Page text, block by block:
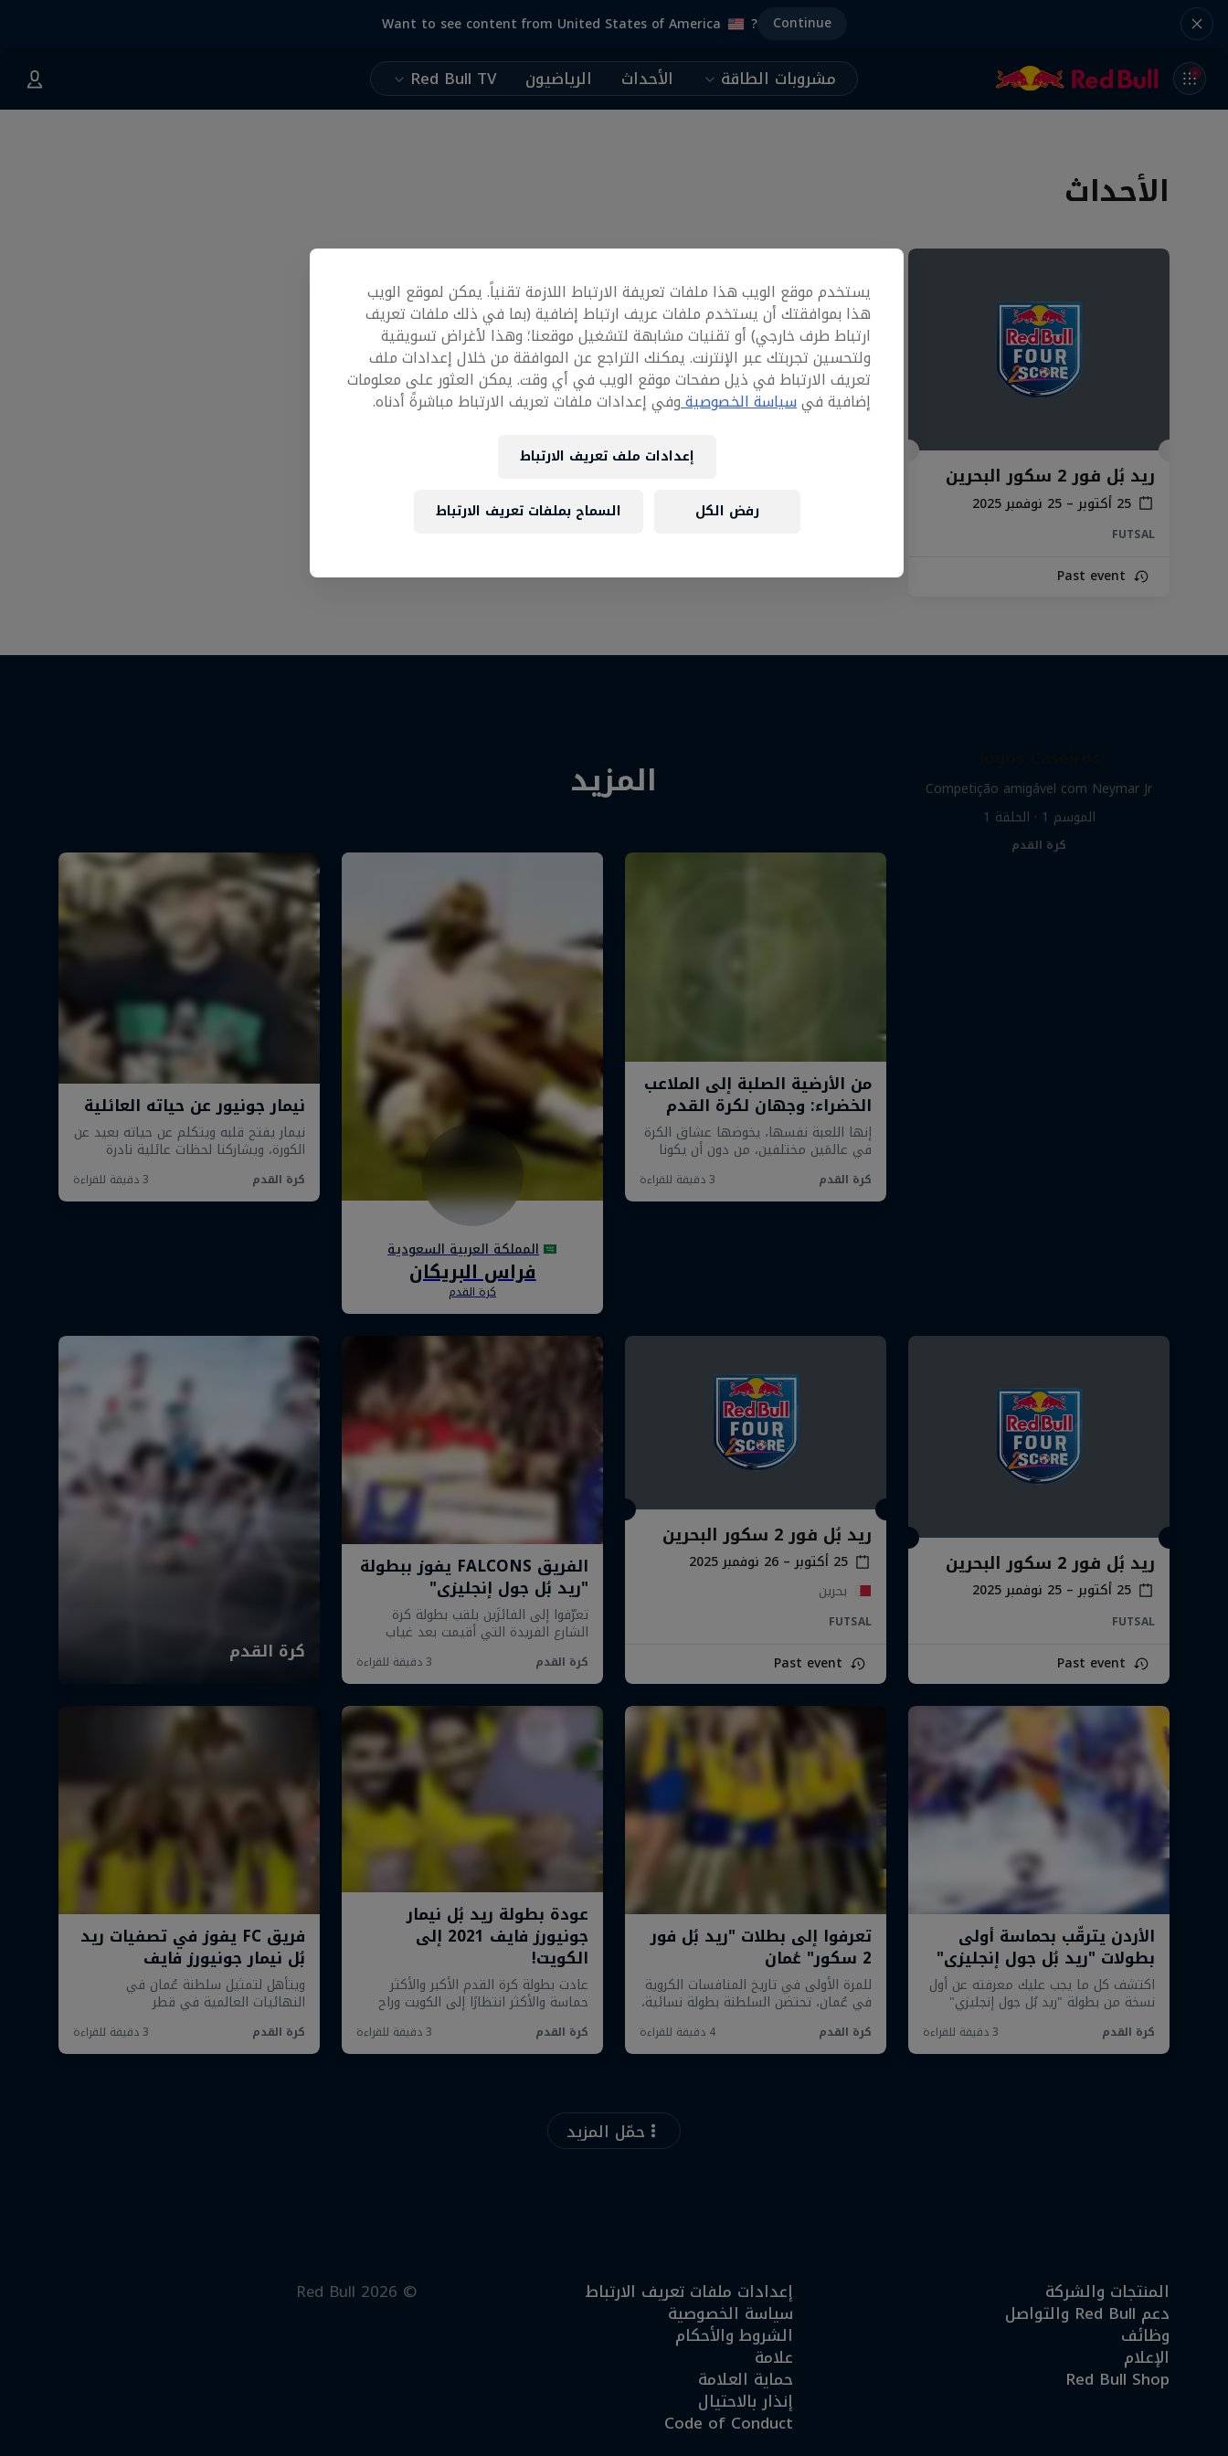
Want to see content from United States of America ? Continue
مشروبات الطاقة الأحداث الرياضيون Red Bull TV
الأحداث
ريد بُل فور 2 سكور البحرين
25 أكتوبر – 25 نوفمبر 2025
FUTSAL
Past event
المزيد
Competição amigável com Neymar Jr
الموسم ‎1‎ · الحلقة ‎1‎
كرة القدم
ريد بُل فور 2 سكور البحرين
25 أكتوبر – 25 نوفمبر 2025
FUTSAL
Past event
ريد بُل فور 2 سكور البحرين
25 أكتوبر – 26 نوفمبر 2025
بحرين
FUTSAL
Past event
حمّل المزيد
يستخدم موقع الويب هذا ملفات تعريفة الارتباط اللازمة تقنياً. يمكن لموقع الويب
هذا بموافقتك أن يستخدم ملفات عريف ارتباط إضافية (بما في ذلك ملفات تعريف
ارتباط طرف خارجي) أو تقنيات مشابهة لتشغيل موقعنا؛ وهذا لأغراض تسويقية
ولتحسين تجربتك عبر الإنترنت. يمكنك التراجع عن الموافقة من خلال إعدادات ملف
تعريف الارتباط في ذيل صفحات موقع الويب في أي وقت. يمكن العثور على معلومات
إضافية فيسياسة الخصوصيةوفي إعدادات ملفات تعريف الارتباط مباشرةً أدناه.
إعدادات ملف تعريف الارتباط
رفض الكل السماح بملفات تعريف الارتباط